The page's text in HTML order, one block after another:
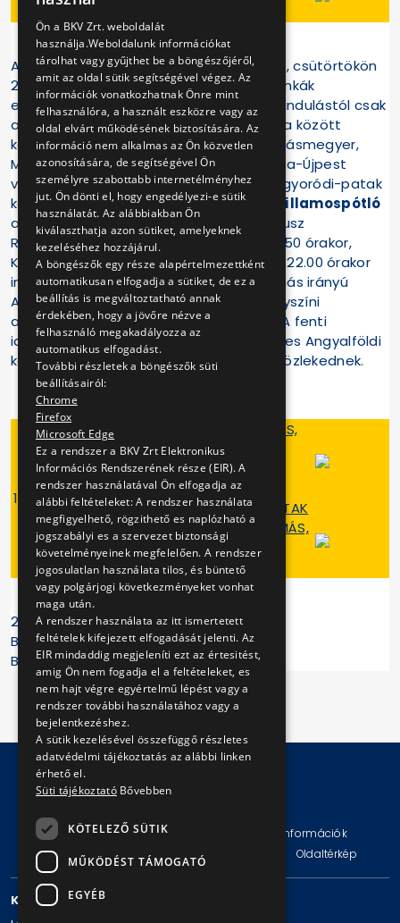
A 14-es villamosvonalán március 8-án, csütörtökön
22.00 órától üzemzárásig kerül sor a munkák
elvégzésére, ezért a 21.24-es Lehel téri indulástól csak
a Lehel tér és Rákospalota, Kossuth utca között
közlekednek. Az utolsó villamos Káposztásmegyer,
Megyeri úttól 21.52-kor indul. Rákospalota-Újpest
vasútállomás és Káposztásmegyer, Mogyoródi-patak
között a fenti időszakban14V jelzésű villamospótló
autóbuszok közlekednek. Az első autóbusz
Rákospalota-Újpest vasútállomástól 21.50 órakor,
Káposztásmegyer, Mogyoródi-pataktól 22.00 órakor
indul. (A Rákospalota-Újpest vasútállomás irányú
Atlétikai stadion villamosmegállót a helyszíni
adottságok miatt nem tudjuk pótolni.) A fenti
időszakban a12-es villamosok
a 21.41-es Angyalföldi
kocsiszíni indulástól üzemzárásig nem közlekednek.
14v
RÁKOSPALOTA-ÚJPEST VASÚTÁLLOMÁS,
TÁROLÓ - KÁPOSZTÁSMEGYER,
MOGYORÓDI-PATAK
MÁRCIUS 8-ÁN
KÁPOSZTÁSMEGYER, MOGYORÓDI-PATAK
- RÁKOSPALOTA-ÚJPEST VASÚTÁLLOMÁS,
TÁROLÓ
MÁRCIUS 8-ÁN
2012. március 7.
Budapesti Közlekedési Központ
BKV Zrt.
Impresszum Jogi nyilatkozat
Technikai információk
Adatvédelmi politika és tájékoztatások
Oldaltérkép
KAPCSOLAT
Ön a BKV Zrt. weboldalát
használja.Weboldalunk információkat
tárolhat vagy gyűjthet be a böngészőjéről,
amit az oldal sütik segítségével végez. Az
információk vonatkozhatnak Önre mint
felhasználóra, a használt eszközre vagy az
oldal elvárt működésének biztosítására. Az
információ nem alkalmas az Ön közvetlen
azonosítására, de segítségével Ön
személyre szabottabb internetélményhez
jut. Ön dönti el, hogy engedélyezi-e sütik
használatát. Az alábbiakban Ön
kiválaszthatja azon sütiket, amelyeknek
kezeléséhez hozzájárul.
A böngészők egy része alapértelmezettként
automatikusan elfogadja a sütiket, de ez a
beállítás is megváltoztatható annak
érdekében, hogy a jövőre nézve a
felhasználó megakadályozza az
automatikus elfogadást.
További részletek a böngészők süti
beállításairól:
Chrome
Firefox
Microsoft Edge
Ez a rendszer a BKV Zrt Elektronikus
Információs Rendszerének része (EIR). A
rendszer használatával Ön elfogadja az
alábbi feltételeket: A rendszer használata
megfigyelhető, rögzithető es naplózható a
jogszabályi es a szervezet biztonsági
követelményeinek megfelelően. A rendszer
jogosulatlan használata tilos, és büntető
vagy polgárjogi következményeket vonhat
maga után.
A rendszer használata az itt ismertetett
feltételek kifejezett elfogadását jelenti. Az
EIR mindaddig megjeleníti ezt az értesitést,
amig Ön nem fogadja el a feltételeket, es
nem hajt végre egyértelmű lépést vagy a
rendszer további használatához vagy a
bejelentkezéshez.
A sütik kezelésével összefüggő részletes
adatvédelmi tájékoztatás az alábbi linken
érhető el.
Süti tájékoztató Bővebben
KÖTELEZŐ SÜTIK
MŰKÖDÉST TÁMOGATÓ
EGYÉB